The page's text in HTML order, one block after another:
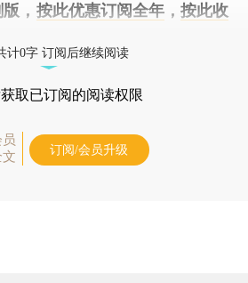
， 按此优惠订阅全年， 按此收
计0字 订阅后继续阅读
取已订阅的阅读权限
订阅/会员升级